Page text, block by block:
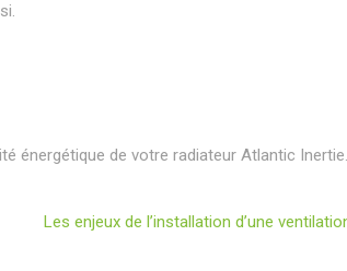
énergétique de votre radiateur Atlantic Inertie.
Les enjeux de l’installation d’une